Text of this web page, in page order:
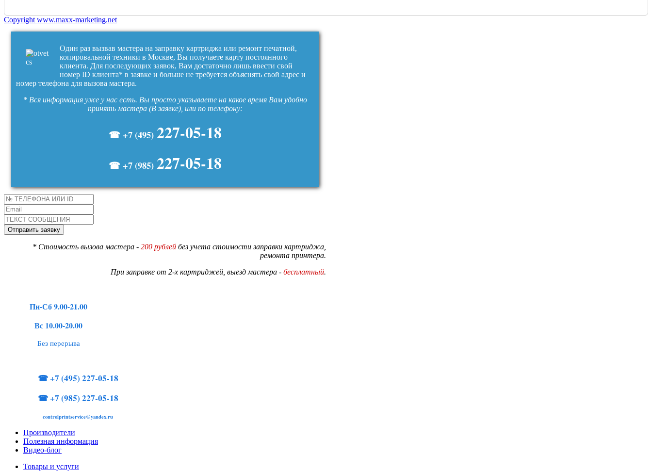
Copyright www.maxx-marketing.net
Один раз вызвав мастера на заправку картриджа или ремонт печатной,
копировальной техники в Москве, Вы получаете карту постоянного
клиента. Для последующих заявок, Вам достаточно лишь ввести свой
номер ID клиента* в заявке и больше не требуется объяснять свой адрес и
номер телефона для вызова мастера.
* Вся информация уже у нас есть. Вы просто указываете на какое время Вам удобно
принять мастера (В заявке), или по телефону:
☎ +7 (495) 227-05-18
☎ +7 (985) 227-05-18
* Стоимость вызова мастера - 200 рублей без учета стоимости заправки картриджа,
ремонта принтера.
При заправке от 2-х картриджей, выезд мастера - бесплатный.
Пн-Сб 9.00-21.00
Вс 10.00-20.00
Без перерыва
☎+7 (495) 227-05-18
☎+7 (985) 227-05-18
controlprintservice@yandex.ru
Производители
Полезная информация
Видео-блог
Товары и услуги